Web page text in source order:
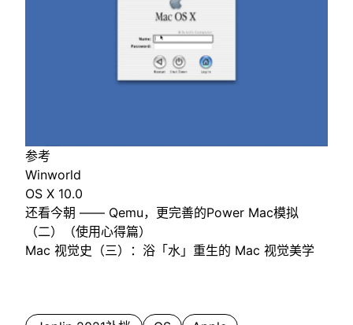
参考
Winworld
OS X 10.0
还看今朝 —— Qemu，更完善的Power Mac模拟
（二）（使用心得篇）
Mac 视觉史（三）：浴「水」重生的 Mac 视觉美学